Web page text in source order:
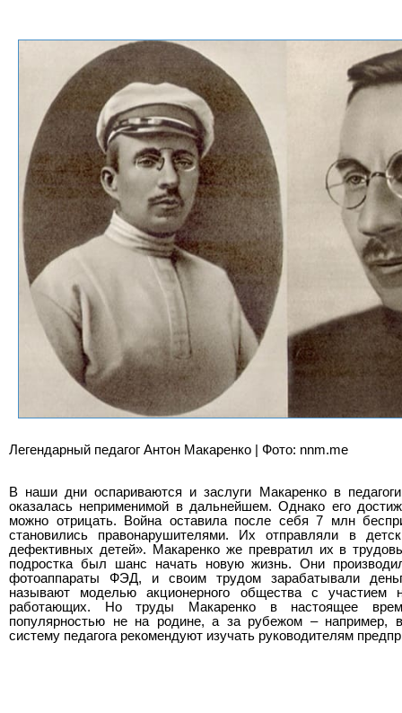
Легендарный педагог Антон Макаренко | Фото: nnm.me
В наши дни оспариваются и заслуги Макаренко в
оказалась неприменимой в дальнейшем. Однако его
можно отрицать. Война оставила после себя 7 млн
становились правонарушителями. Их отправляли в
дефективных детей». Макаренко же превратил их в
подростка был шанс начать новую жизнь. Они
фотоаппараты ФЭД, и своим трудом зарабатывали
называют моделью акционерного общества с участием
работающих. Но труды Макаренко в настоящее
популярностью не на родине, а за рубежом – например,
систему педагога рекомендуют изучать руководителям